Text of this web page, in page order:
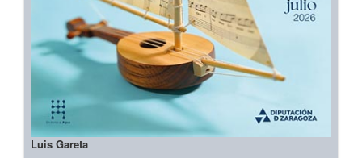
Luis Gareta